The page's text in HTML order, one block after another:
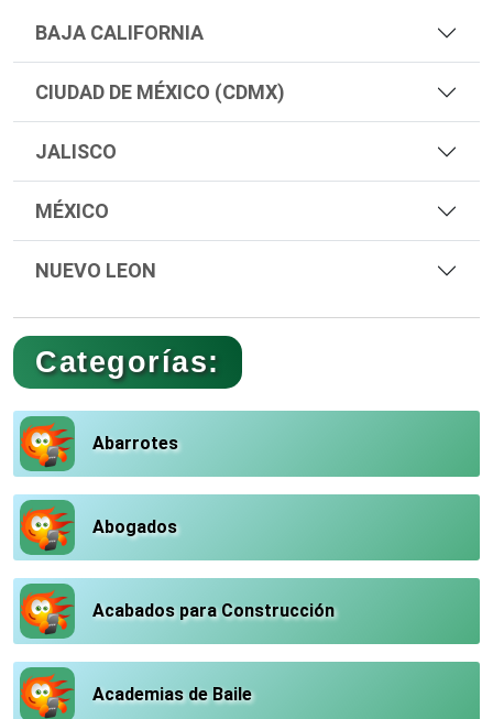
BAJA CALIFORNIA
CIUDAD DE MÉXICO (CDMX)
JALISCO
MÉXICO
NUEVO LEON
Categorías:
Abarrotes
Abogados
Acabados para Construcción
Academias de Baile